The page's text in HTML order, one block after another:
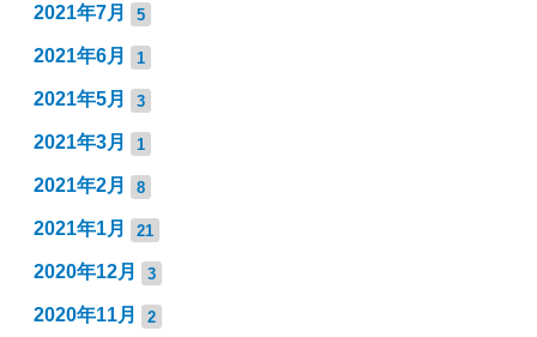
2021年7月 5
2021年6月 1
2021年5月 3
2021年3月 1
2021年2月 8
2021年1月 21
2020年12月 3
2020年11月 2